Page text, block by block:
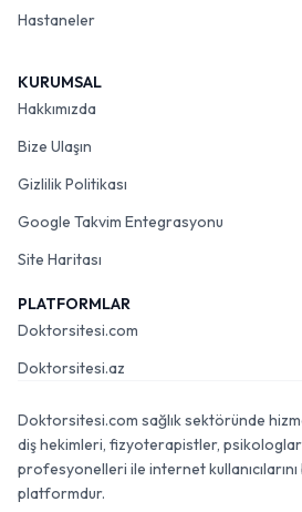
Hastaneler
KURUMSAL
Hakkımızda
Bize Ulaşın
Gizlilik Politikası
Google Takvim Entegrasyonu
Site Haritası
PLATFORMLAR
Doktorsitesi.com
Doktorsitesi.az
Doktorsitesi.com sağlık sektöründe
diş hekimleri, fizyoterapistler, psikologlar
profesyonelleri ile internet kullanıcılarını
platformdur.